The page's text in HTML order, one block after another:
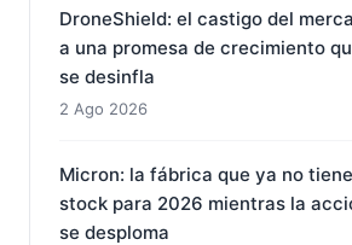
DroneShield: el castigo del
a una promesa de crecimiento
se desinfla
2 Ago 2026
Micron: la fábrica que ya no tiene
stock para 2026 mientras la
se desploma